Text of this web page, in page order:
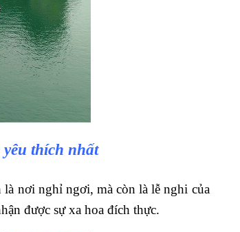
thích nhất
là nơi nghỉ ngơi, mà còn là lễ nghi của
được sự xa hoa đích thực.